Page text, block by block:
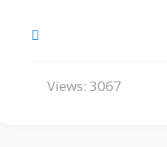
Views: 3067